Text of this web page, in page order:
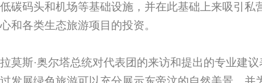
低碳码头和机场等基础设施，并在此基础上来吸引私
心和各类生态旅游项目的投资。
拉莫斯·奥尔塔总统对代表团的来访和提出的专业建